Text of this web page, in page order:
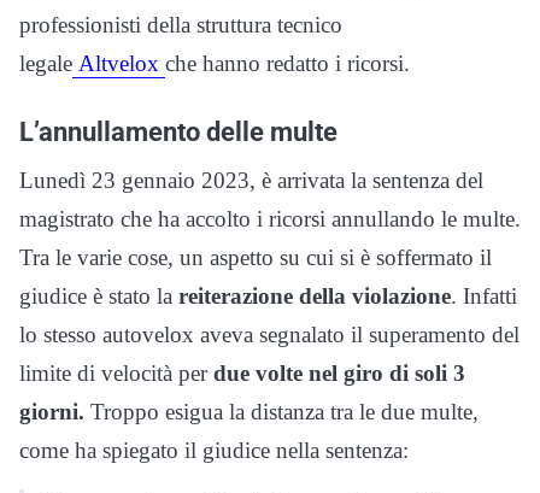
professionisti della struttura tecnico
legale Altvelox che hanno redatto i ricorsi.
L’annullamento delle multe
Lunedì 23 gennaio 2023, è arrivata la sentenza del
magistrato che ha accolto i ricorsi annullando le multe.
Tra le varie cose, un aspetto su cui si è soffermato il
giudice è stato la reiterazione della violazione. Infatti
lo stesso autovelox aveva segnalato il superamento del
limite di velocità perdue volte nel giro di soli 3
giorni. Troppo esigua la distanza tra le due multe,
come ha spiegato il giudice nella sentenza: